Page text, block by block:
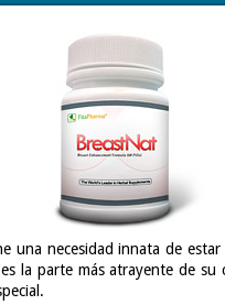
una necesidad innata de
la parte más atrayente de su